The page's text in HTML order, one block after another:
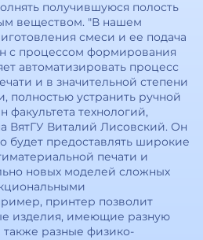
получившуюся полость
веществом. "В нашем
смеси и ее подача
с процессом формирования
автоматизировать процесс
и в значительной степени
полностью устранить ручной
факультета технологий,
ВятГУ Виталий Лисовский. Он
будет предоставлять широкие
печати и
новых моделей сложных
принтер позволит
изделия, имеющие разную
также разные физико-